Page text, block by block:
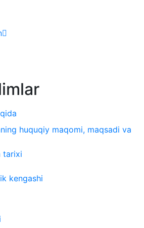
huquqiy maqomi, maqsadi va
tarixi
kengashi